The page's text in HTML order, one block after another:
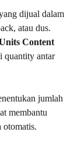
dijual dalam
atau dus.
Content
quantity antar
jumlah
membantu
otomatis.